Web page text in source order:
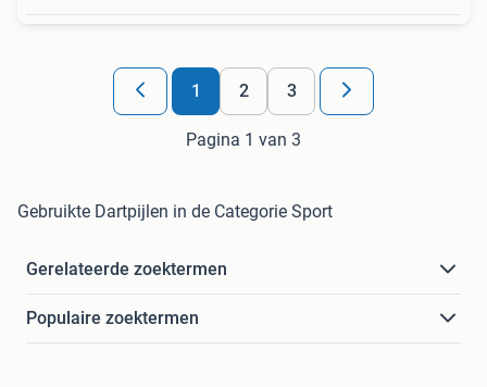
1 2 3
Pagina 1 van 3
Gebruikte Dartpijlen in de Categorie Sport
Gerelateerde zoektermen
Populaire zoektermen